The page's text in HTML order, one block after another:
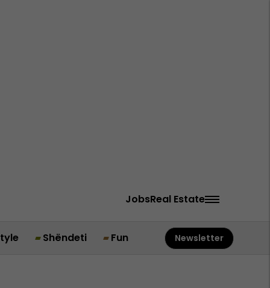
JobsReal Estate
Shëndeti Fun Newsletter